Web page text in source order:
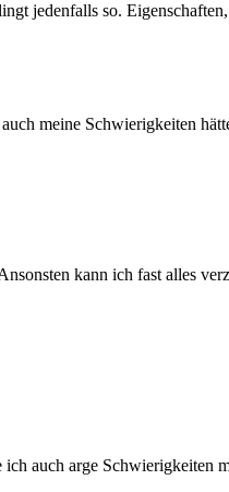
jedenfalls so.
meine Schwierigkeiten
kann ich fast alles
auch arge Schwierigkeiten